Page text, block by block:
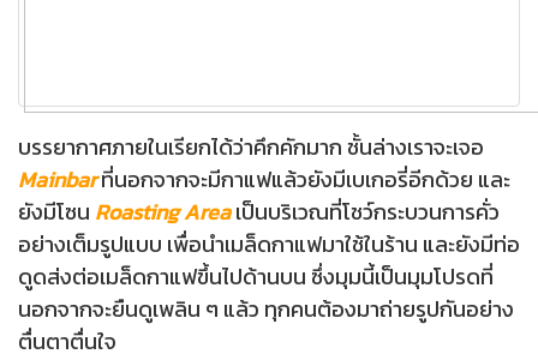
บรรยากาศภายในเรียกได้ว่าคึกคักมาก ชั้นล่างเราจะเจอ
Mainbarที่นอกจากจะมีกาแฟแล้วยังมีเบเกอรี่อีกด้วย และ
ยังมีโซน Roasting Areaเป็นบริเวณที่โชว์กระบวนการคั่ว
อย่างเต็มรูปแบบ เพื่อนำเมล็ดกาแฟมาใช้ในร้าน และยังมีท่อ
ดูดส่งต่อเมล็ดกาแฟขึ้นไปด้านบน ซึ่งมุมนี้เป็นมุมโปรดที่
นอกจากจะยืนดูเพลิน ๆ แล้ว ทุกคนต้องมาถ่ายรูปกันอย่าง
ตื่นตาตื่นใจ